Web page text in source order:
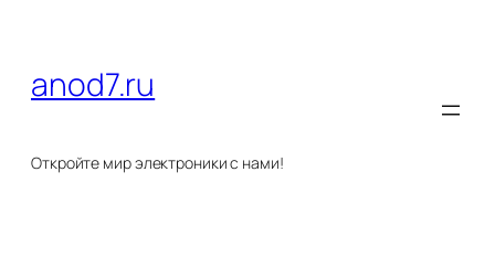
содержимому
anod7.ru
Откройте мир электроники с нами!